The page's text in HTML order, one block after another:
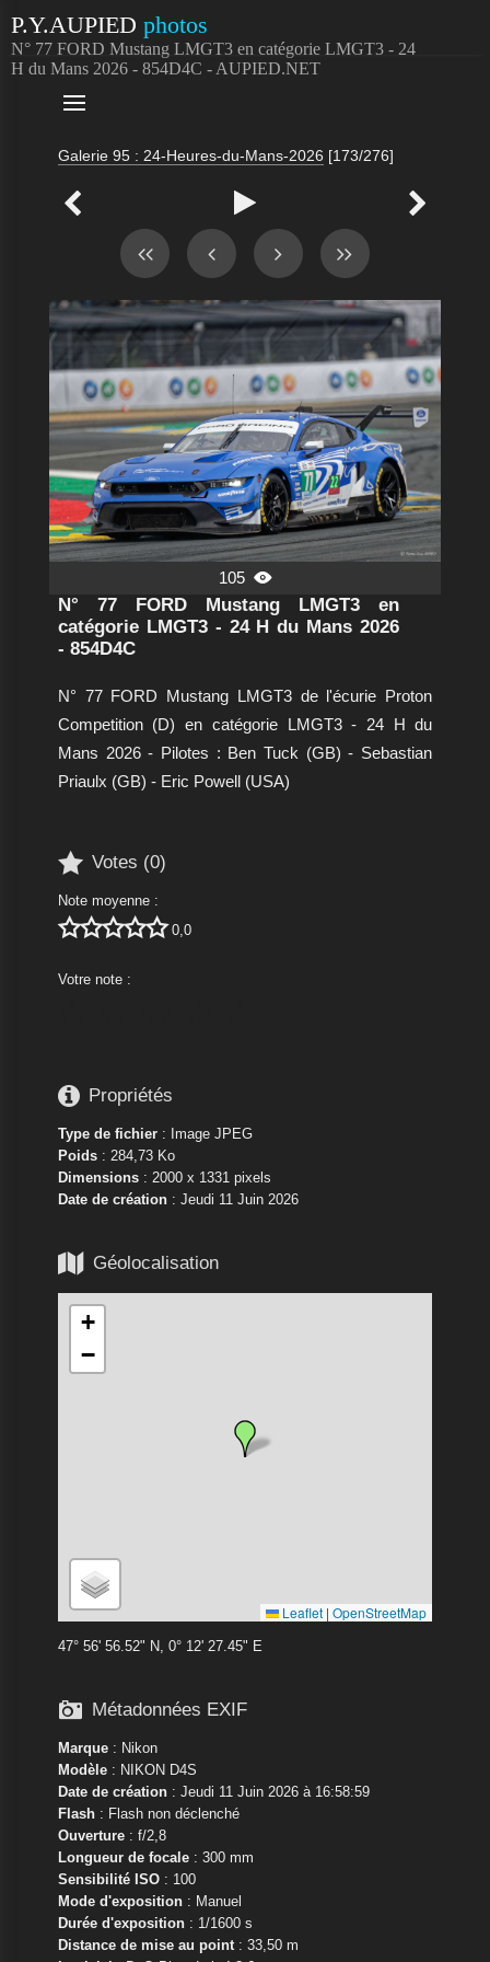
P.Y.AUPIED photos
N° 77 FORD Mustang LMGT3 en catégorie LMGT3 - 24
H du Mans 2026 - 854D4C - AUPIED.NET

Galerie 95 : 24-Heures-du-Mans-2026 [173/276]
  
105 
N° 77 FORD Mustang LMGT3 en
catégorie LMGT3 - 24 H du Mans 2026
- 854D4C
N° 77 FORD Mustang LMGT3 de l'écurie Proton
Competition (D) en catégorie LMGT3 - 24 H du
Mans 2026 - Pilotes : Ben Tuck (GB) - Sebastian
Priaulx (GB) - Eric Powell (USA)
 Votes (0)
Note moyenne :
 0,0
Votre note :
 Propriétés
Type de fichier: Image JPEG
Poids: 284,73 Ko
Dimensions: 2000 x 1331 pixels
Date de création: Jeudi 11 Juin 2026
 Géolocalisation
+
−
Leaflet | OpenStreetMap
47° 56' 56.52" N, 0° 12' 27.45" E
 Métadonnées EXIF
Marque: Nikon
Modèle: NIKON D4S
Date de création: Jeudi 11 Juin 2026 à 16:58:59
Flash: Flash non déclenché
Ouverture: f/2,8
Longueur de focale: 300 mm
Sensibilité ISO: 100
Mode d'exposition: Manuel
Durée d'exposition: 1/1600 s
Distance de mise au point: 33,50 m